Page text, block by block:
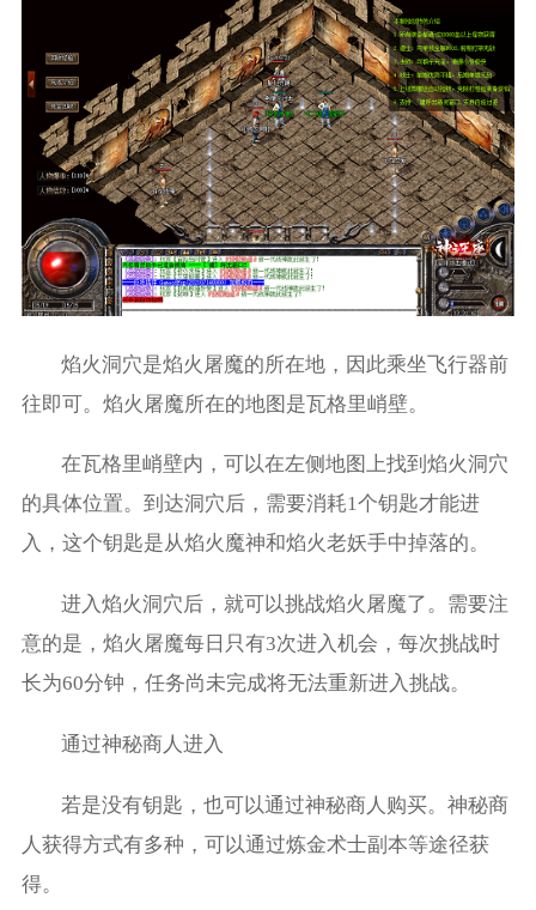
焰火洞穴是焰火屠魔的所在地，因此乘坐飞行器前
往即可。焰火屠魔所在的地图是瓦格里峭壁。
在瓦格里峭壁内，可以在左侧地图上找到焰火洞穴
的具体位置。到达洞穴后，需要消耗1个钥匙才能进
入，这个钥匙是从焰火魔神和焰火老妖手中掉落的。
进入焰火洞穴后，就可以挑战焰火屠魔了。需要注
意的是，焰火屠魔每日只有3次进入机会，每次挑战时
长为60分钟，任务尚未完成将无法重新进入挑战。
通过神秘商人进入
若是没有钥匙，也可以通过神秘商人购买。神秘商
人获得方式有多种，可以通过炼金术士副本等途径获
得。